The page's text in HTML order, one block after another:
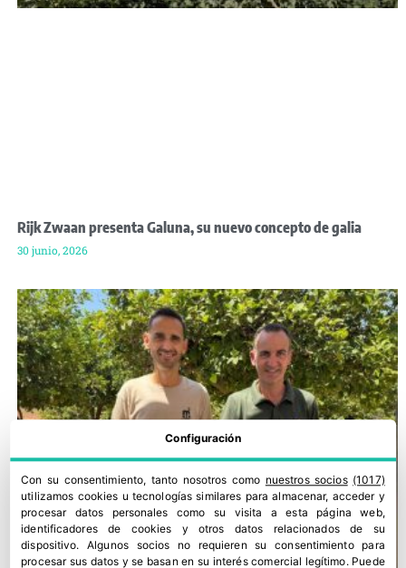
Rijk Zwaan presenta Galuna, su nuevo concepto de galia
30 junio, 2026
Configuración
Con su consentimiento, tanto nosotros como nuestros socios (1017)
utilizamos cookies u tecnologías similares para almacenar, acceder y
procesar datos personales como su visita a esta página web,
identificadores de cookies y otros datos relacionados de su
dispositivo. Algunos socios no requieren su consentimiento para
procesar sus datos y se basan en su interés comercial legítimo. Puede